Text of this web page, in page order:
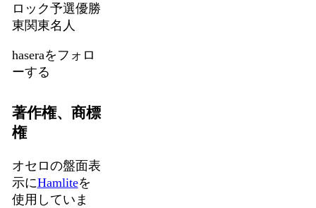
ロック予選優勝
東関東名人
haseraをフォロ
ーする
著作権、商標
権
オセロの盤面表
示にHamliteを
使用していま